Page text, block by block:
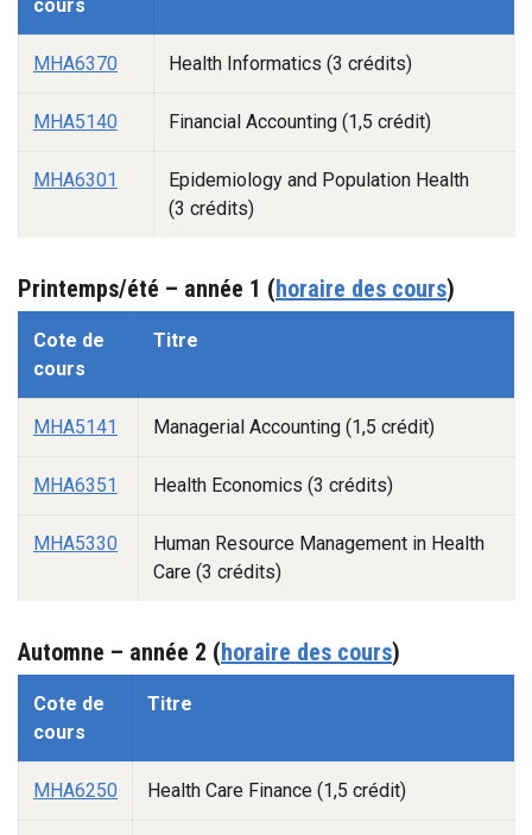
cours
MHA6370 Health Informatics (3 crédits)
MHA5140 Financial Accounting (1,5 crédit)
MHA6301
Epidemiology and Population Health
(3 crédits)
Printemps/été – année 1 (horaire des cours)
Cote de
cours
Titre
MHA5141 Managerial Accounting (1,5 crédit)
MHA6351 Health Economics (3 crédits)
MHA5330
Human Resource Management in Health
Care (3 crédits)
Automne – année 2 (horaire des cours)
Cote de
cours
Titre
MHA6250 Health Care Finance (1,5 crédit)